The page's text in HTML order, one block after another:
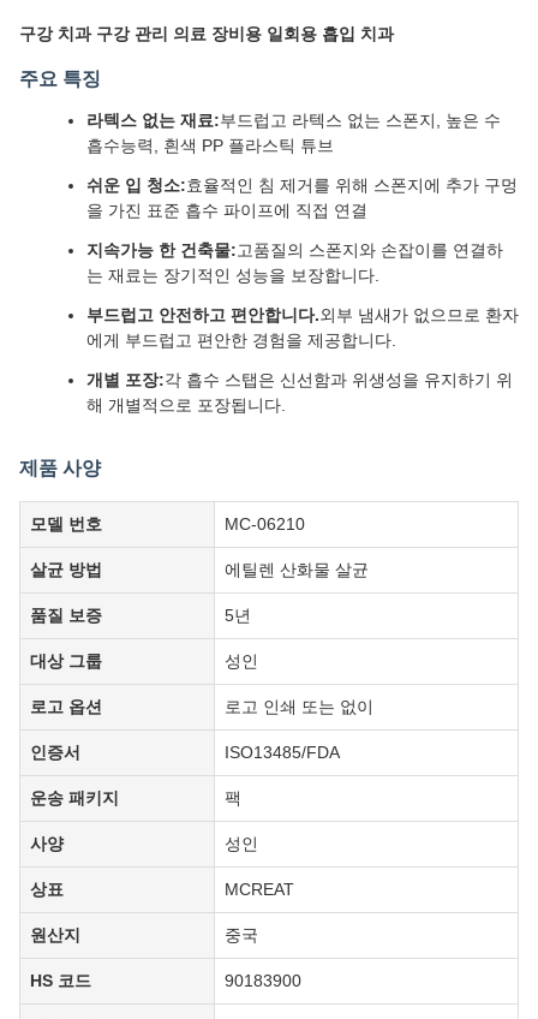
구강 치과 구강 관리 의료 장비용 일회용 흡입 치과
주요 특징
라텍스 없는 재료:부드럽고 라텍스 없는 스폰지, 높은 수
흡수능력, 흰색 PP 플라스틱 튜브
쉬운 입 청소:효율적인 침 제거를 위해 스폰지에 추가 구멍
을 가진 표준 흡수 파이프에 직접 연결
지속가능 한 건축물:고품질의 스폰지와 손잡이를 연결하
는 재료는 장기적인 성능을 보장합니다.
부드럽고 안전하고 편안합니다.외부 냄새가 없으므로 환자
에게 부드럽고 편안한 경험을 제공합니다.
개별 포장:각 흡수 스탭은 신선함과 위생성을 유지하기 위
해 개별적으로 포장됩니다.
제품 사양